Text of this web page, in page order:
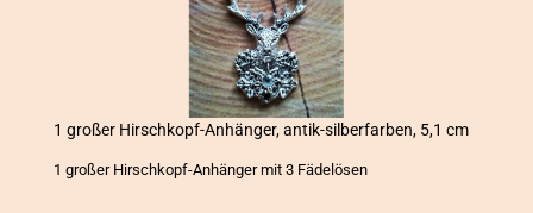
1 gro­ßer Hirschkopf-​​An­hän­ger, antik-​​sil­ber­far­ben, 5,1 cm
1 gro­ßer Hirschkopf-​Anhänger mit 3 Fä­de­lö­sen